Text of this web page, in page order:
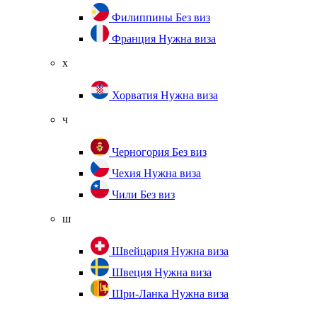
Филиппины Без виз
Франция Нужна виза
х
Хорватия Нужна виза
ч
Черногория Без виз
Чехия Нужна виза
Чили Без виз
ш
Швейцария Нужна виза
Швеция Нужна виза
Шри-Ланка Нужна виза